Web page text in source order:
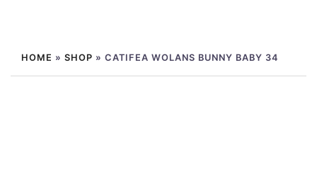
HOME » SHOP » CATIFEA WOLANS BUNNY BABY 34